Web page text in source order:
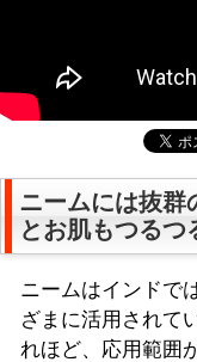
ニームには抜群
とお肌もつるつ
ニームはインドで
ざまに活用されて
れほど、応用範囲